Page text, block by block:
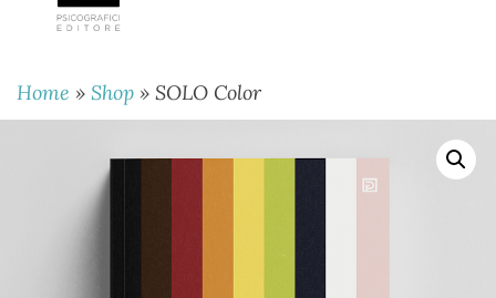
PSICOGRAFICI
EDITORE
Home » Shop » SOLO Color